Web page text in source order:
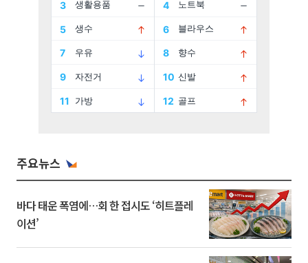
주요뉴스
바다 태운 폭염에…회 한 접시도 ‘히트플레
이션’